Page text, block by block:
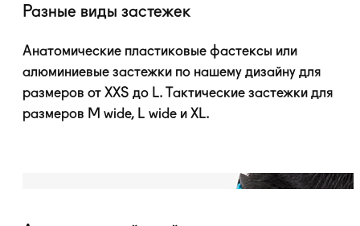
Разные виды застежек
Анатомические пластиковые фастексы или
алюминиевые застежки по нашему дизайну для
размеров от XXS до L. Тактические застежки для
размеров M wide, L wide и XL.